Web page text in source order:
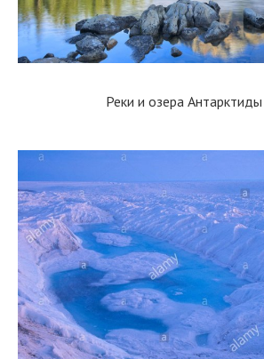
Реки и озера Антарктиды